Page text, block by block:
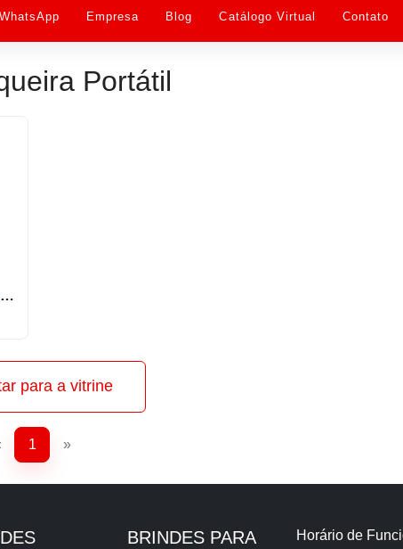
WhatsApp Empresa Blog Catálogo Virtual Contato
Portátil
Churrasqueira portátil em ferro com pés retráteis X09231
para a vitrine
1 »
BRINDES PARA Horário de